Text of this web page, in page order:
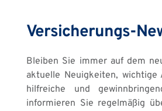
Versicherungs-
Bleiben Sie immer auf dem
aktuelle Neuigkeiten, wichtige
hilfreiche und
informieren Sie regelmäßig